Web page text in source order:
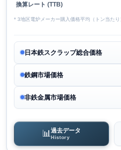
換算レート (TTB)
* 3地区電炉メーカー購入価格平均（トン当たり
日本鉄スクラップ総合価格
鉄鋼市場価格
非鉄金属市場価格
📊過去データ
History